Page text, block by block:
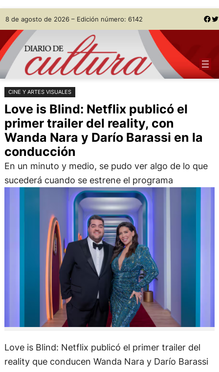
Saltar
al
contenido
Skip
to
content
8 de agosto de 2026 – Edición número: 6142 Facebook Twitter
CINE Y ARTES VISUALES
Love is Blind: Netflix publicó el
primer trailer del reality, con
Wanda Nara y Darío Barassi en la
conducción
En un minuto y medio, se pudo ver algo de lo que
sucederá cuando se estrene el programa
Love is Blind: Netflix publicó el primer trailer del
reality que conducen Wanda Nara y Darío Barassi